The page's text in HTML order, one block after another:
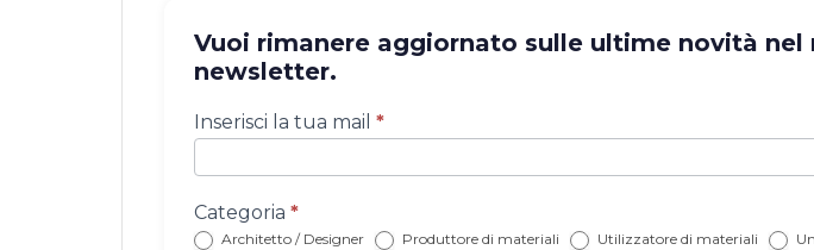
Vuoi rimanere aggiornato sulle ultime novità
newsletter.
Iscrizione
newsletter
con
categoria
Inserisci la tua mail *
Categoria *
Architetto / Designer Produttore di materiali Utilizzatore di materiali